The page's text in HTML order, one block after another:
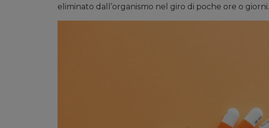
eliminato dall’organismo nel giro di poche ore o giorni.